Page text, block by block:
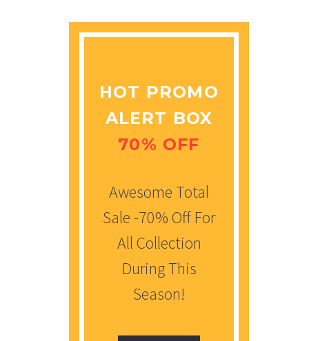
HOT PROMO
ALERT BOX
70% OFF
Awesome Total
Sale -70% Off For
All Collection
During This
Season!